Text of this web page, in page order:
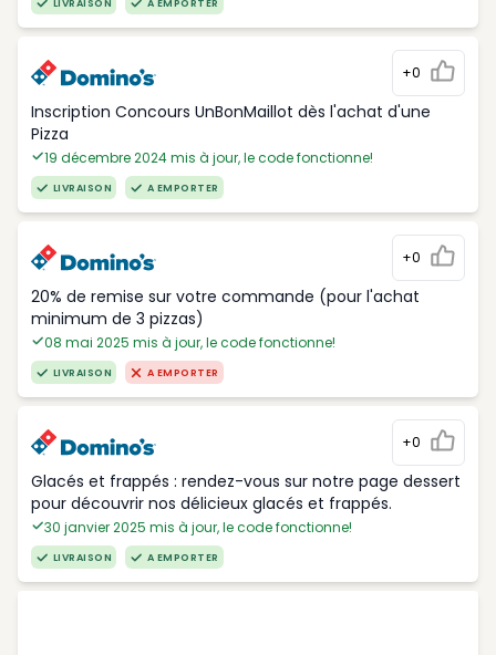
LIVRAISON A EMPORTER
+0
Inscription Concours UnBonMaillot dès l'achat d'une
Pizza
19 décembre 2024 mis à jour, le code fonctionne!
LIVRAISON A EMPORTER
+0
20% de remise sur votre commande (pour l'achat
minimum de 3 pizzas)
08 mai 2025 mis à jour, le code fonctionne!
LIVRAISON A EMPORTER
+0
Glacés et frappés : rendez-vous sur notre page dessert
pour découvrir nos délicieux glacés et frappés.
30 janvier 2025 mis à jour, le code fonctionne!
LIVRAISON A EMPORTER